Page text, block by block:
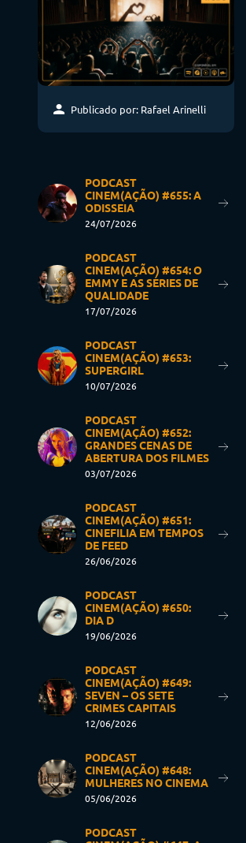
Publicado por: Rafael Arinelli
PODCAST
CINEM(AÇÃO) #655: A
ODISSEIA
24/07/2026
PODCAST
CINEM(AÇÃO) #654: O
EMMY E AS SÉRIES DE
QUALIDADE
17/07/2026
PODCAST
CINEM(AÇÃO) #653:
SUPERGIRL
10/07/2026
PODCAST
CINEM(AÇÃO) #652:
GRANDES CENAS DE
ABERTURA DOS FILMES
03/07/2026
PODCAST
CINEM(AÇÃO) #651:
CINEFILIA EM TEMPOS
DE FEED
26/06/2026
PODCAST
CINEM(AÇÃO) #650:
DIA D
19/06/2026
PODCAST
CINEM(AÇÃO) #649:
SEVEN – OS SETE
CRIMES CAPITAIS
12/06/2026
PODCAST
CINEM(AÇÃO) #648:
MULHERES NO CINEMA
05/06/2026
PODCAST